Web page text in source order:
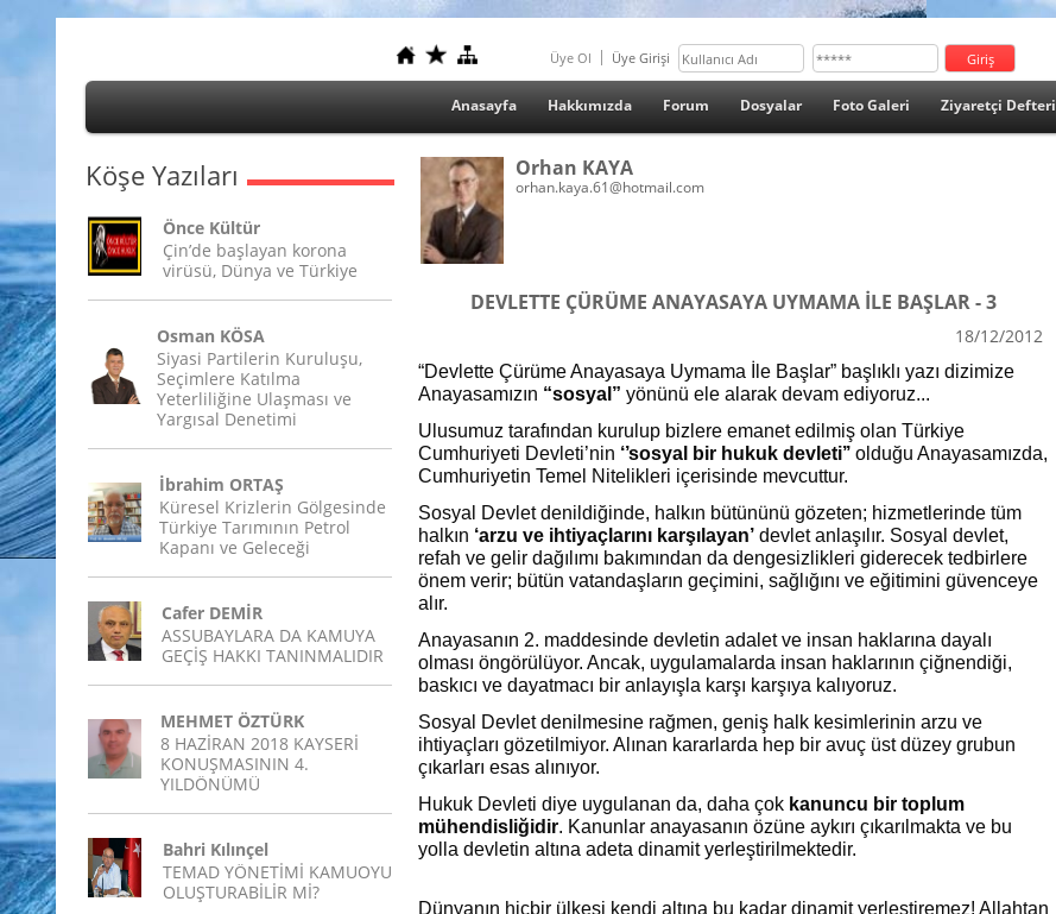
Üye Ol Üye Girişi
Anasayfa Hakkımızda Forum Dosyalar Foto Galeri Ziyaretçi Defteri
Köşe Yazıları
Önce Kültür
Çin’de başlayan korona
virüsü, Dünya ve Türkiye
Osman KÖSA
Siyasi Partilerin Kuruluşu,
Seçimlere Katılma
Yeterliliğine Ulaşması ve
Yargısal Denetimi
İbrahim ORTAŞ
Küresel Krizlerin Gölgesinde
Türkiye Tarımının Petrol
Kapanı ve Geleceği
Cafer DEMİR
ASSUBAYLARA DA KAMUYA
GEÇİŞ HAKKI TANINMALIDIR
MEHMET ÖZTÜRK
8 HAZİRAN 2018 KAYSERİ
KONUŞMASININ 4.
YILDÖNÜMÜ
Bahri Kılınçel
TEMAD YÖNETİMİ KAMUOYU
OLUŞTURABİLİR Mİ?
Orhan KAYA
orhan.kaya.61@hotmail.com
DEVLETTE ÇÜRÜME ANAYASAYA UYMAMA İLE BAŞLAR - 3
18/12/2012
“Devlette Çürüme Anayasaya Uymama İle Başlar” başlıklı yazı dizimize
Anayasamızın “sosyal” yönünü ele alarak devam ediyoruz...
Ulusumuz tarafından kurulup bizlere emanet edilmiş olan Türkiye
Cumhuriyeti Devleti’nin ‘’sosyal bir hukuk devleti’’ olduğu Anayasamızda,
Cumhuriyetin Temel Nitelikleri içerisinde mevcuttur.
Sosyal Devlet denildiğinde, halkın bütününü gözeten; hizmetlerinde tüm
halkın ‘arzu ve ihtiyaçlarını karşılayan’ devlet anlaşılır. Sosyal devlet,
refah ve gelir dağılımı bakımından da dengesizlikleri giderecek tedbirlere
önem verir; bütün vatandaşların geçimini, sağlığını ve eğitimini güvenceye
alır.
Anayasanın 2. maddesinde devletin adalet ve insan haklarına dayalı
olması öngörülüyor. Ancak, uygulamalarda insan haklarının çiğnendiği,
baskıcı ve dayatmacı bir anlayışla karşı karşıya kalıyoruz.
Sosyal Devlet denilmesine rağmen, geniş halk kesimlerinin arzu ve
ihtiyaçları gözetilmiyor. Alınan kararlarda hep bir avuç üst düzey grubun
çıkarları esas alınıyor.
Hukuk Devleti diye uygulanan da, daha çok kanuncu bir toplum
mühendisliğidir. Kanunlar anayasanın özüne aykırı çıkarılmakta ve bu
yolla devletin altına adeta dinamit yerleştirilmektedir.
Dünyanın hiçbir ülkesi kendi altına bu kadar dinamit yerleştiremez! Allahtan